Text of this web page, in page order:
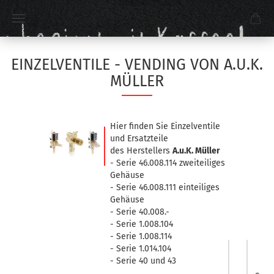
EINZELVENTILE - VENDING VON A.U.K.
MÜLLER
Hier finden Sie Einzelventile
und Ersatzteile
des HerstellersA.u.K. Müller
- Serie 46.008.114 zweiteiliges
Gehäuse
- Serie 46.008.111 einteiliges
Gehäuse
- Serie 40.008.-
- Serie 1.008.104
- Serie 1.008.114
- Serie 1.014.104
- Serie 40 und 43